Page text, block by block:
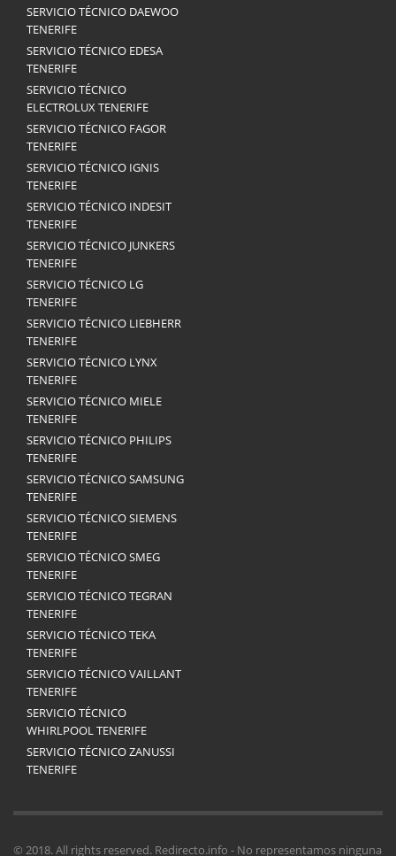
SERVICIO TÉCNICO DAEWOO
TENERIFE
SERVICIO TÉCNICO EDESA
TENERIFE
SERVICIO TÉCNICO
ELECTROLUX TENERIFE
SERVICIO TÉCNICO FAGOR
TENERIFE
SERVICIO TÉCNICO IGNIS
TENERIFE
SERVICIO TÉCNICO INDESIT
TENERIFE
SERVICIO TÉCNICO JUNKERS
TENERIFE
SERVICIO TÉCNICO LG
TENERIFE
SERVICIO TÉCNICO LIEBHERR
TENERIFE
SERVICIO TÉCNICO LYNX
TENERIFE
SERVICIO TÉCNICO MIELE
TENERIFE
SERVICIO TÉCNICO PHILIPS
TENERIFE
SERVICIO TÉCNICO SAMSUNG
TENERIFE
SERVICIO TÉCNICO SIEMENS
TENERIFE
SERVICIO TÉCNICO SMEG
TENERIFE
SERVICIO TÉCNICO TEGRAN
TENERIFE
SERVICIO TÉCNICO TEKA
TENERIFE
SERVICIO TÉCNICO VAILLANT
TENERIFE
SERVICIO TÉCNICO
WHIRLPOOL TENERIFE
SERVICIO TÉCNICO ZANUSSI
TENERIFE
© 2018. All rights reserved. Redirecto.info - No representamos ninguna